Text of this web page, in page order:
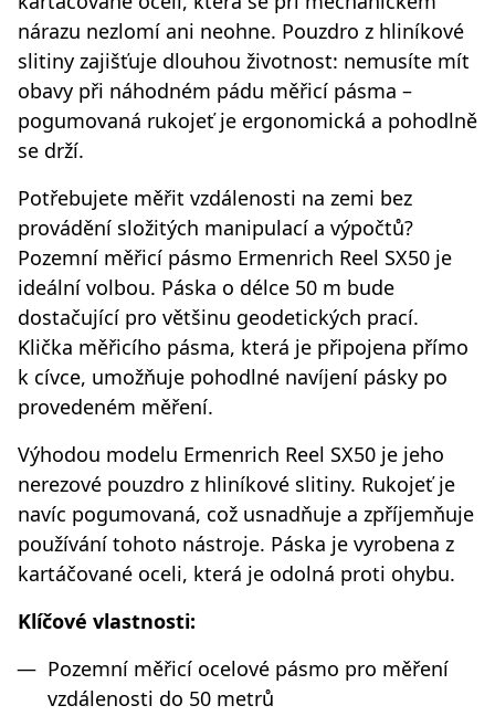
nárazu nezlomí ani neohne. Pouzdro z hliníkové
slitiny zajišťuje dlouhou životnost: nemusíte mít
obavy při náhodném pádu měřicí pásma –
pogumovaná rukojeť je ergonomická a pohodlně
se drží.
Potřebujete měřit vzdálenosti na zemi bez
provádění složitých manipulací a výpočtů?
Pozemní měřicí pásmo Ermenrich Reel SX50 je
ideální volbou. Páska o délce 50 m bude
dostačující pro většinu geodetických prací.
Klička měřicího pásma, která je připojena přímo
k cívce, umožňuje pohodlné navíjení pásky po
provedeném měření.
Výhodou modelu Ermenrich Reel SX50 je jeho
nerezové pouzdro z hliníkové slitiny. Rukojeť je
navíc pogumovaná, což usnadňuje a zpříjemňuje
používání tohoto nástroje. Páska je vyrobena z
kartáčované oceli, která je odolná proti ohybu.
Klíčové vlastnosti:
Pozemní měřicí ocelové pásmo pro měření
vzdálenosti do 50 metrů